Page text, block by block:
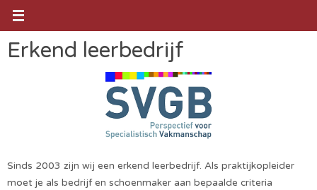
naar
de
inhoud
Erkend leerbedrijf
Sinds 2003 zijn wij een erkend leerbedrijf. Als praktijkopleider
moet je als bedrijf en schoenmaker aan bepaalde criteria